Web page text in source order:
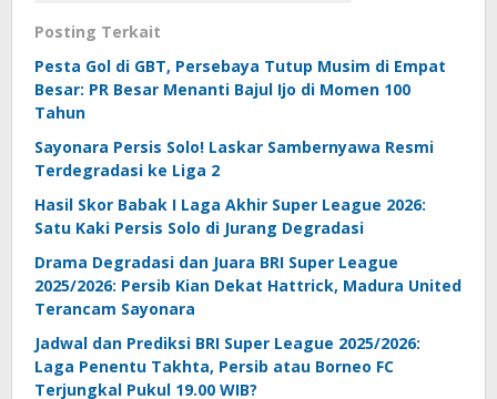
Posting Terkait
Pesta Gol di GBT, Persebaya Tutup Musim di Empat
Besar: PR Besar Menanti Bajul Ijo di Momen 100
Tahun
Sayonara Persis Solo! Laskar Sambernyawa Resmi
Terdegradasi ke Liga 2
Hasil Skor Babak I Laga Akhir Super League 2026:
Satu Kaki Persis Solo di Jurang Degradasi
Drama Degradasi dan Juara BRI Super League
2025/2026: Persib Kian Dekat Hattrick, Madura United
Terancam Sayonara
Jadwal dan Prediksi BRI Super League 2025/2026:
Laga Penentu Takhta, Persib atau Borneo FC
Terjungkal Pukul 19.00 WIB?